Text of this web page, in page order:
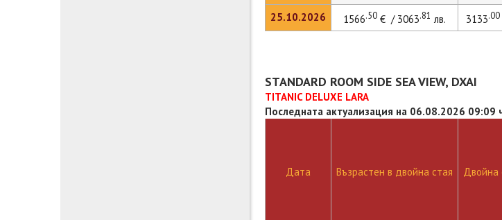
25.10.2026
1566.50 € / 3063.81 лв. 3133.00
STANDARD ROOM SIDE SEA VIEW, DXAI
TITANIC DELUXE LARA
Последната актуализация на 06.08.2026 09:09
Дата Възрастен в двойна стая Двойна